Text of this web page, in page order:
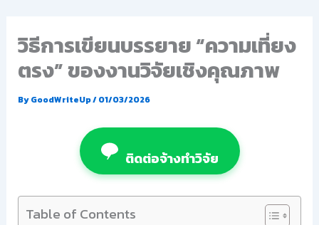
วิธีการเขียนบรรยาย “ความเที่ยง
ตรง” ของงานวิจัยเชิงคุณภาพ
ByGoodWriteUp/01/03/2026
ติดต่อจ้างทำวิจัย
Table of Contents